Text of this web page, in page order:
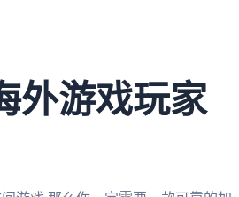
外游戏玩家